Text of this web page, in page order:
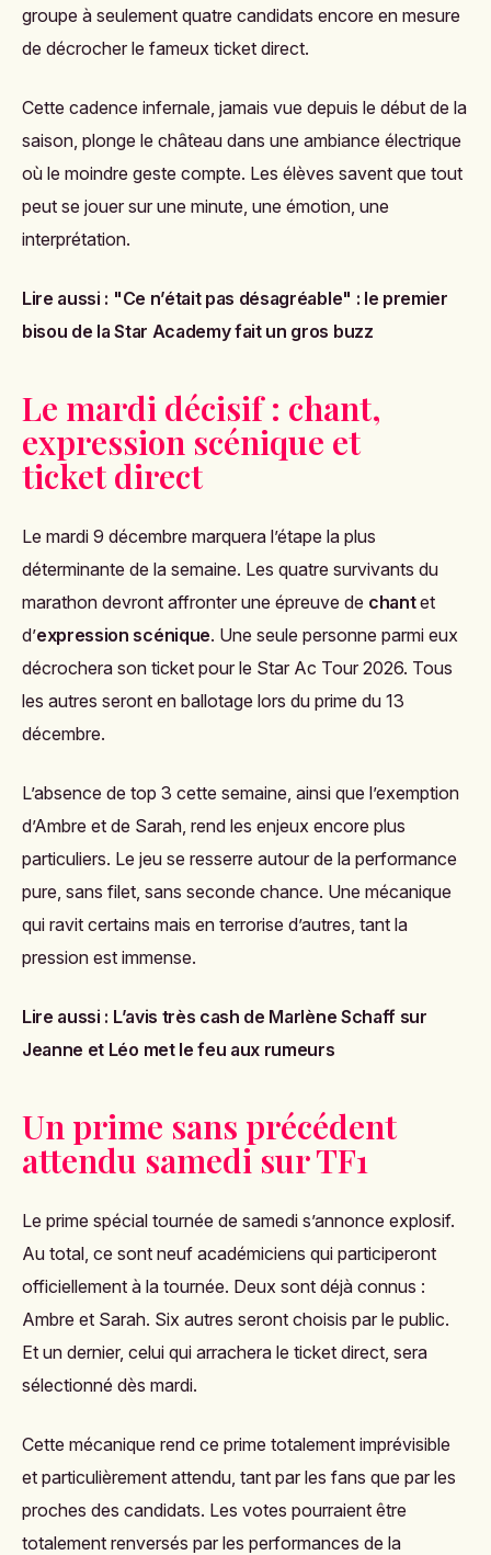
groupe à seulement quatre candidats encore en mesure
de décrocher le fameux ticket direct.
Cette cadence infernale, jamais vue depuis le début de la
saison, plonge le château dans une ambiance électrique
où le moindre geste compte. Les élèves savent que tout
peut se jouer sur une minute, une émotion, une
interprétation.
Lire aussi : "Ce n’était pas désagréable" : le premier
bisou de la Star Academy fait un gros buzz
Le mardi décisif : chant,
expression scénique et
ticket direct
Le mardi 9 décembre marquera l’étape la plus
déterminante de la semaine. Les quatre survivants du
marathon devront affronter une épreuve de chantet
d’expression scénique. Une seule personne parmi eux
décrochera son ticket pour le Star Ac Tour 2026. Tous
les autres seront en ballotage lors du prime du 13
décembre.
L’absence de top 3 cette semaine, ainsi que l’exemption
d’Ambre et de Sarah, rend les enjeux encore plus
particuliers. Le jeu se resserre autour de la performance
pure, sans filet, sans seconde chance. Une mécanique
qui ravit certains mais en terrorise d’autres, tant la
pression est immense.
Lire aussi : L’avis très cash de Marlène Schaff sur
Jeanne et Léo met le feu aux rumeurs
Un prime sans précédent
attendu samedi sur TF1
Le prime spécial tournée de samedi s’annonce explosif.
Au total, ce sont neuf académiciens qui participeront
officiellement à la tournée. Deux sont déjà connus :
Ambre et Sarah. Six autres seront choisis par le public.
Et un dernier, celui qui arrachera le ticket direct, sera
sélectionné dès mardi.
Cette mécanique rend ce prime totalement imprévisible
et particulièrement attendu, tant par les fans que par les
proches des candidats. Les votes pourraient être
totalement renversés par les performances de la